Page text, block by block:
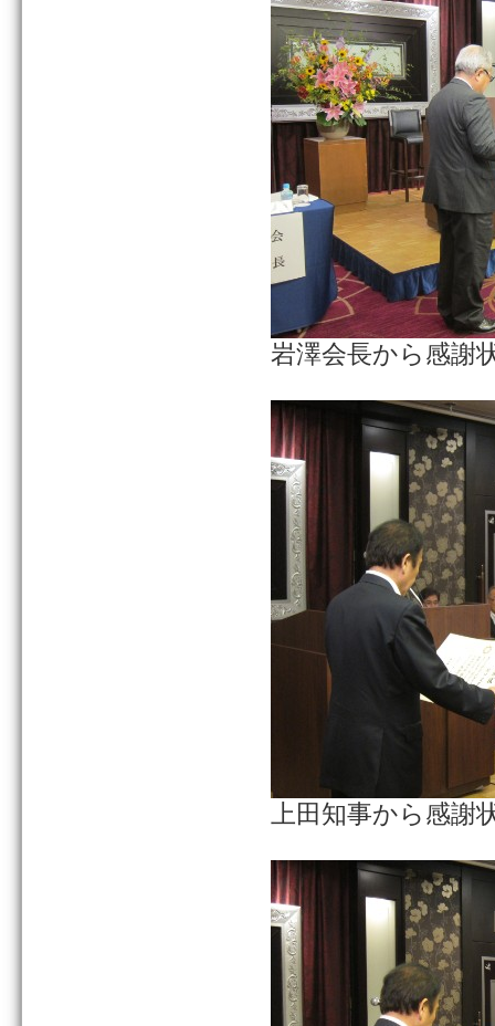
岩澤会長から感謝
上田知事から感